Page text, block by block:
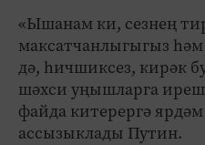
«Ышанам ки, сезнең
максатчанлыгыгыз һәм
дә, һичшиксез, кирәк
шәхси уңышларга
файда китерергә
ассызыклады Путин.